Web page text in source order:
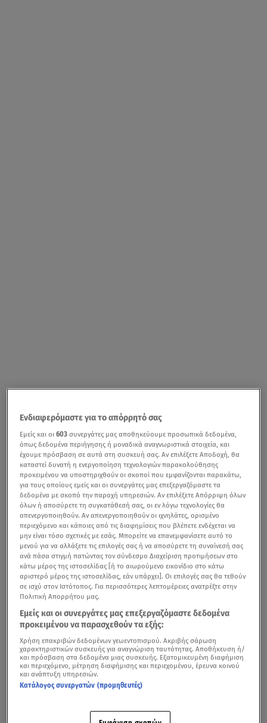
«Τα εννέα ζευγάρια έχουν φτάσει ήδη εδώ και κάνουν
τουρισμό. Θαυμάζουν τα τοπία και τους επιβλητικούς
ναούς. Από το πρωί βρίσκονται εδώ για τις ανάγκες μιας
φωτογράφησης, παντελώς ανυποψίαστοι. Σε λίγο
ξεκινά το μαγικό τους ταξίδι, στα χνάρια του δράκου. Το
Asia Expressξεκινά εδώ», ήταν τα λόγια του Πέτρου
Πολυχρονίδη στην πρεμιέρα του νέου ταξιδιωτικού
παιχνιδιού περιπέτειας του Star.
Το Asia Express κάνει πρεμιέρα - Γνωρίστε τα 9
Ενδιαφερόμαστε για το απόρρητό σας
Εμείς και οι603 συνεργάτες μας αποθηκεύουμε προσωπικά δεδομένα,
όπως δεδομένα περιήγησης ή μοναδικά αναγνωριστικά στοιχεία, και
έχουμε πρόσβαση σε αυτά στη συσκευή σας. Αν επιλέξετε Αποδοχή, θα
καταστεί δυνατή η ενεργοποίηση τεχνολογιών παρακολούθησης
προκειμένου να υποστηριχθούν οι σκοποί που εμφανίζονται παρακάτω,
για τους οποίους εμείς και οι συνεργάτες μας επεξεργαζόμαστε τα
δεδομένα με σκοπό την παροχή υπηρεσιών. Αν επιλέξετε Απόρριψη όλων
όλων ή αποσύρετε τη συγκατάθεσή σας, οι εν λόγω τεχνολογίες θα
απενεργοποιηθούν. Αν απενεργοποιηθούν οι ιχνηλάτες, ορισμένο
περιεχόμενο και κάποιες από τις διαφημίσεις που βλέπετε ενδέχεται να
μην είναι τόσο σχετικές με εσάς. Μπορείτε να επανεμφανίσετε αυτό το
μενού για να αλλάξετε τις επιλογές σας ή να αποσύρετε τη συναίνεσή σας
ανά πάσα στιγμή πατώντας τον σύνδεσμο Διαχείριση προτιμήσεων στο
κάτω μέρος της ιστοσελίδας [ή το αιωρούμενο εικονίδιο στο κάτω
αριστερό μέρος της ιστοσελίδας, εάν υπάρχει]. Οι επιλογές σας θα τεθούν
σε ισχύ στον Ιστότοπος. Για περισσότερες λεπτομέρειες ανατρέξτε στην
Πολιτική Απορρήτου μας.
Εμείς και οι συνεργάτες μας επεξεργαζόμαστε δεδομένα
προκειμένου να παρασχεθούν τα εξής:
Χρήση επακριβών δεδομένων γεωεντοπισμού. Ακριβής σάρωση
χαρακτηριστικών συσκευής για αναγνώριση ταυτότητας. Αποθήκευση ή/
και πρόσβαση στα δεδομένα μιας συσκευής. Εξατομικευμένη διαφήμιση
και περιεχόμενο, μέτρηση διαφήμισης και περιεχομένου, έρευνα κοινού
και ανάπτυξη υπηρεσιών.
Κατάλογος συνεργατών (προμηθευτές)